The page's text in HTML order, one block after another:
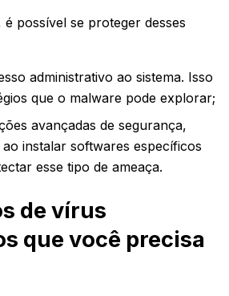
possível se proteger desses
administrativo ao sistema. Isso
que o malware pode explorar;
avançadas de segurança,
instalar softwares específicos
esse tipo de ameaça.
de vírus
que você precisa